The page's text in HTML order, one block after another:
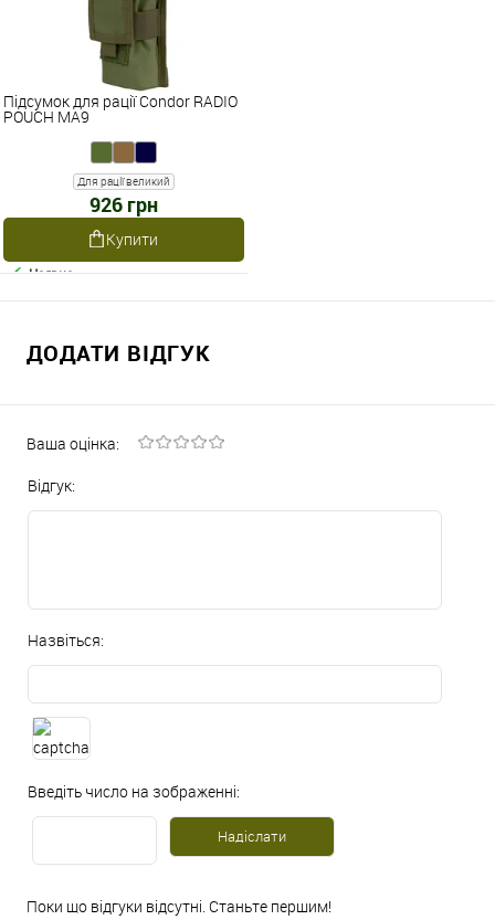
Підсумок для рації Condor RADIO
POUCH MA9
Для рації великий
926 грн
Купити
Наявне
ДОДАТИ ВІДГУК
Ваша оцінка:
Відгук:
Назвіться:
Введіть число на зображенні:
Поки що відгуки відсутні. Станьте першим!